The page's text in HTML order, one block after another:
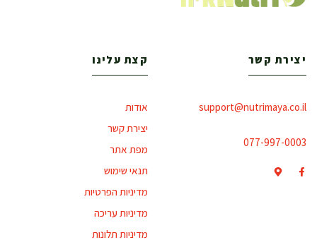
יצירת קשר
support@nutrimaya.co.il
077-997-0003
קצת עלינו
אודות
יצירת קשר
מפת אתר
תנאי שימוש
מדיניות הפרטיות
מדיניות עריכה
מדיניות תלונות